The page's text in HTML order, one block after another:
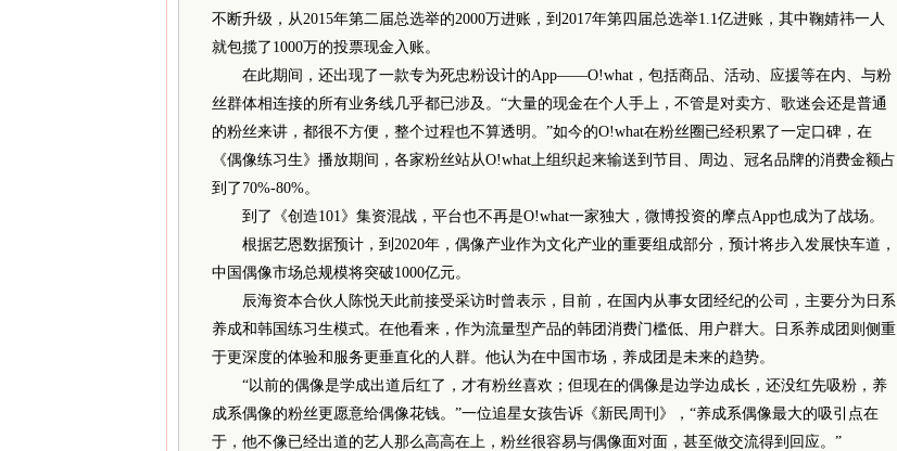
不断升级，从2015年第二届总选举的2000万进账，到2017年第四届总选举1.1亿进账，其中鞠婧祎一人
就包揽了1000万的投票现金入账。
在此期间，还出现了一款专为死忠粉设计的App——O!what，包括商品、活动、应援等在内、与粉
丝群体相连接的所有业务线几乎都已涉及。“大量的现金在个人手上，不管是对卖方、歌迷会还是普通
的粉丝来讲，都很不方便，整个过程也不算透明。”如今的O!what在粉丝圈已经积累了一定口碑，在
《偶像练习生》播放期间，各家粉丝站从O!what上组织起来输送到节目、周边、冠名品牌的消费金额占
到了70%-80%。
到了《创造101》集资混战，平台也不再是O!what一家独大，微博投资的摩点App也成为了战场。
根据艺恩数据预计，到2020年，偶像产业作为文化产业的重要组成部分，预计将步入发展快车道，
中国偶像市场总规模将突破1000亿元。
辰海资本合伙人陈悦天此前接受采访时曾表示，目前，在国内从事女团经纪的公司，主要分为日系
养成和韩国练习生模式。在他看来，作为流量型产品的韩团消费门槛低、用户群大。日系养成团则侧重
于更深度的体验和服务更垂直化的人群。他认为在中国市场，养成团是未来的趋势。
“以前的偶像是学成出道后红了，才有粉丝喜欢；但现在的偶像是边学边成长，还没红先吸粉，养
成系偶像的粉丝更愿意给偶像花钱。”一位追星女孩告诉《新民周刊》，“养成系偶像最大的吸引点在
于，他不像已经出道的艺人那么高高在上，粉丝很容易与偶像面对面，甚至做交流得到回应。”